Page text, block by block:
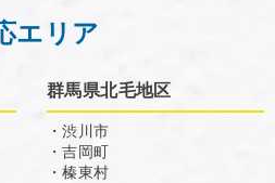
エリア
群馬県北毛地区
・渋川市
・吉岡町
・榛東村